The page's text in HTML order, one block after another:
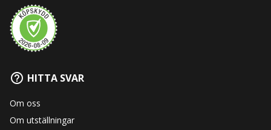
HITTA SVAR
Om oss
Om utställningar